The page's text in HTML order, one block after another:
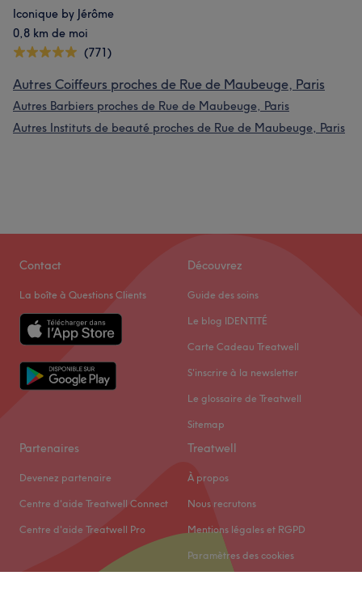
Iconique by Jérôme
0,8 km de moi
(771)
Autres Coiffeurs proches de Rue de Maubeuge, Paris
Autres Barbiers proches de Rue de Maubeuge, Paris
Autres Instituts de beauté proches de Rue de Maubeuge, Paris
Contact
La boîte à Questions Clients
Découvrez
Guide des soins
Le blog IDENTITÉ
Carte Cadeau Treatwell
S'inscrire à la newsletter
Le glossaire de Treatwell
Sitemap
Partenaires
Devenez partenaire
Centre d'aide Treatwell Connect
Centre d'aide Treatwell Pro
Treatwell
À propos
Nous recrutons
Mentions légales et RGPD
Paramètres des cookies